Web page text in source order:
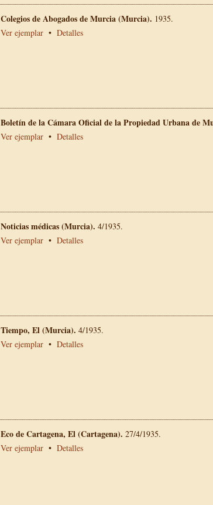
Colegios de Abogados de Murcia (Murcia). 1935.
Ver ejemplar • Detalles
Boletín de la Cámara Oficial de la Propiedad Urbana de
Ver ejemplar • Detalles
Noticias médicas (Murcia). 4/1935.
Ver ejemplar • Detalles
Tiempo, El (Murcia). 4/1935.
Ver ejemplar • Detalles
Eco de Cartagena, El (Cartagena). 27/4/1935.
Ver ejemplar • Detalles